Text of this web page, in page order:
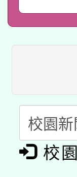
方
「
文
接
接
月28
轉
業
動」
開
「
關
轉
國
函
校